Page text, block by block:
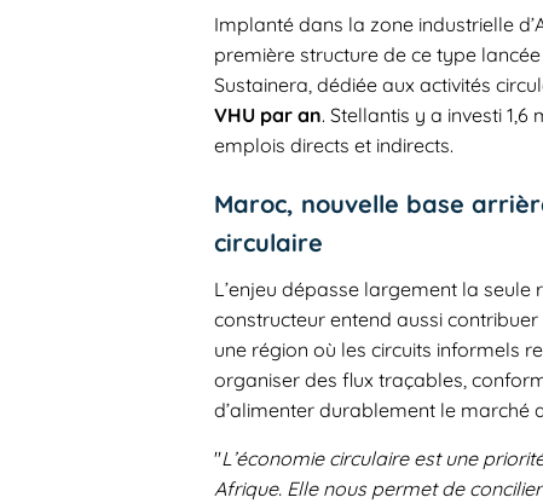
Implanté dans la zone industrielle
première structure de ce type
Sustainera, dédiée aux activités
VHU par an. Stellantis y a investi 1,6
emplois directs et indirects.
Maroc, nouvelle base
circulaire
L’enjeu dépasse largement la
constructeur entend aussi
une région où les circuits informels
organiser des flux traçables,
d’alimenter durablement le marché
"L’économie circulaire est une
Afrique. Elle nous permet de